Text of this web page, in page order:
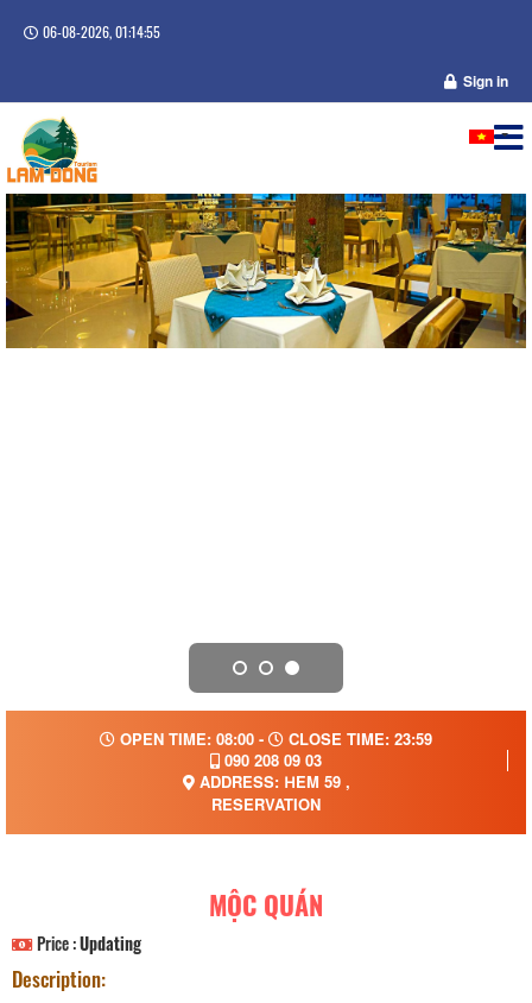
06-08-2026, 01:14:55
Sign in
OPEN TIME: 08:00 -
CLOSE TIME: 23:59
090 208 09 03
ADDRESS: 𝖧EM 59 ,
RESERVATION
MỘC QUÁN
Price :Updating
Description: